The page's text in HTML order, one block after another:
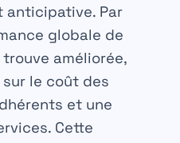
anticipative. Par
globale de
trouve améliorée,
le coût des
et une
Cette